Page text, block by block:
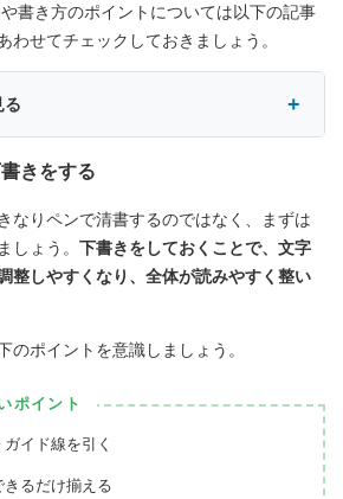
書き方のポイントについては以下の記事
わせてチェックしておきましょう。
る
きをする
なりペンで清書するのではなく、まずは
しょう。 下書きをしておくことで、文字
整しやすくなり、全体が読みやすく整い
のポイントを意識しましょう。
ポイント
イド線を引く
るだけ揃える